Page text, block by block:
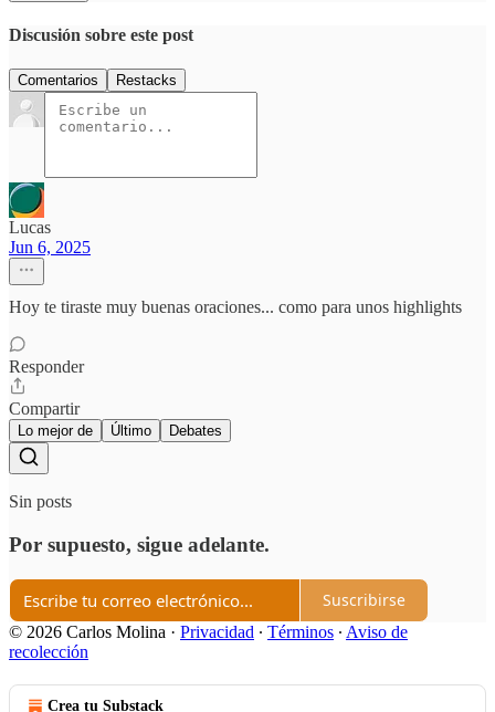
Discusión sobre este post
Comentarios Restacks
Lucas
Jun 6, 2025
Hoy te tiraste muy buenas oraciones... como para unos highlights
Responder
Compartir
Lo mejor de Último Debates
Sin posts
Por supuesto, sigue adelante.
Suscribirse
© 2026 Carlos Molina · Privacidad ∙ Términos ∙ Aviso de
recolección
Crea tu Substack